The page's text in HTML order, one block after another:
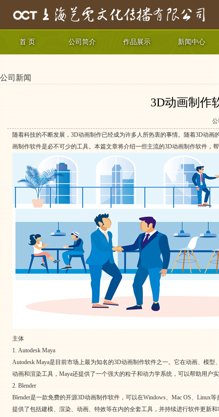
首 页 公司简介 作品展示 新闻中心
公司新闻
3D动画制作
公
随着科技的不断发展，3D动画制作已经成为许多人所热衷的事情。随着3D动
画制作软件是必不可少的工具。本篇文章将介绍一些主流的3D动画制作软件，
主体
1. Autodesk Maya
Autodesk Maya是目前市场上最为知名的3D动画制作软件之一。它在动画、模
动画和渲染工具，Maya还提供了一个强大的粒子和动力学系统，可以帮助用户
2. Blender
Blender是一款免费的开源3D动画制作软件，可以在Windows、Mac OS、Linux
提供了包括建模、渲染、动画、特效等在内的全套工具，并持续进行软件更新